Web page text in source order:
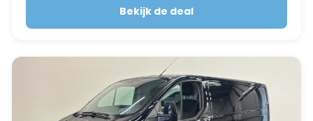
Bekijk de deal